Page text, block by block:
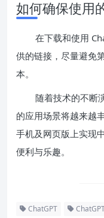
如何确保使用
在下载和使用
供的链接，尽量避免
本。
随着技术的不断
的应用场景将越来越
手机及网页版上实现
便利与乐趣。
ChatGPT